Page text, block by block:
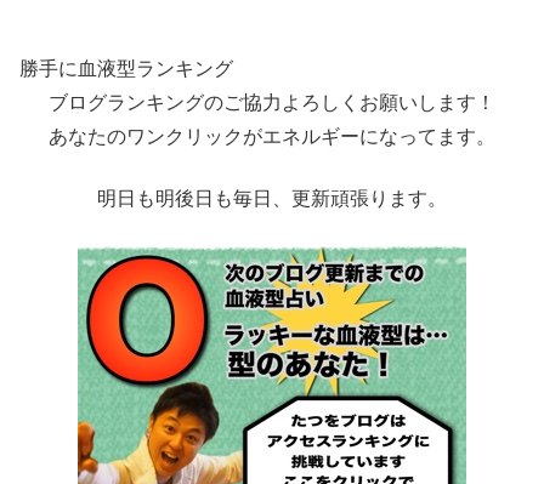
勝手に血液型ランキング
ブログランキングのご協力よろしくお願いします！
あなたのワンクリックがエネルギーになってます。
明日も明後日も毎日、更新頑張ります。